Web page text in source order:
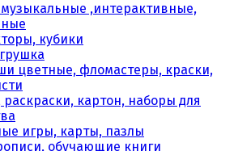
,интерактивные,
кубики
цветные, фломастеры, краски,
картон, наборы для
игры, карты, пазлы
обучающие книги